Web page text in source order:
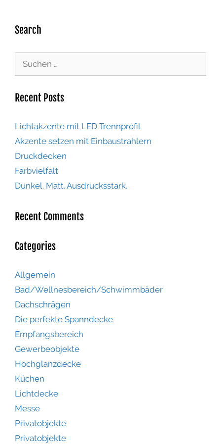
Search
Recent Posts
Lichtakzente mit LED Trennprofil
Akzente setzen mit Einbaustrahlern
Druckdecken
Farbvielfalt
Dunkel. Matt. Ausdrucksstark.
Recent Comments
Categories
Allgemein
Bad/Wellnesbereich/Schwimmbäder
Dachschrägen
Die perfekte Spanndecke
Empfangsbereich
Gewerbeobjekte
Hochglanzdecke
Küchen
Lichtdecke
Messe
Privatobjekte
Privatobjekte